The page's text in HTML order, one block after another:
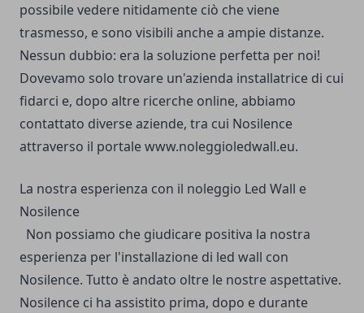
possibile vedere nitidamente ciò che viene
trasmesso, e sono visibili anche a ampie distanze.
Nessun dubbio: era la soluzione perfetta per noi!
Dovevamo solo trovare un'azienda installatrice di cui
fidarci e, dopo altre ricerche online, abbiamo
contattato diverse aziende, tra cui Nosilence
attraverso il portalewww.noleggioledwall.eu.
La nostra esperienza con il noleggio Led Wall e
Nosilence
Non possiamo che giudicare positiva la nostra
esperienza per l'installazione di led wall con
Nosilence. Tutto è andato oltre le nostre aspettative.
Nosilence ci ha assistito prima, dopo e durante